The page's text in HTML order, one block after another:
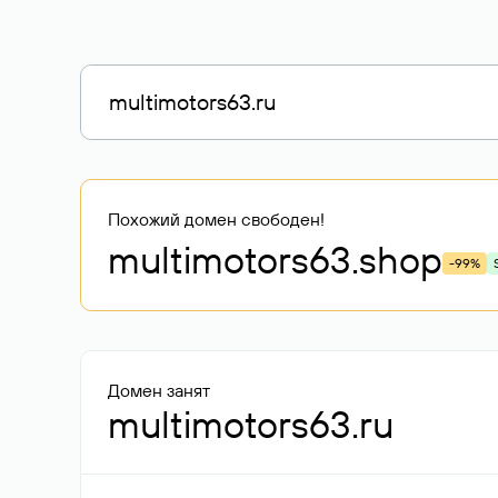
Похожий домен свободен!
multimotors63.shop -99%
Домен занят
multimotors63.ru